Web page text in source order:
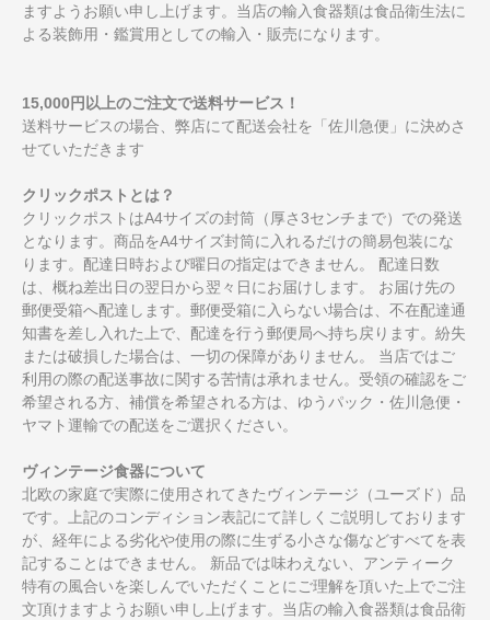
ますようお願い申し上げます。当店の輸入食器類は食品衛生法に
よる装飾用・鑑賞用としての輸入・販売になります。
15,000円以上のご注文で送料サービス！
送料サービスの場合、弊店にて配送会社を「佐川急便」に決めさ
せていただきます
クリックポストとは？
クリックポストはA4サイズの封筒（厚さ3センチまで）での発送
となります。商品をA4サイズ封筒に入れるだけの簡易包装にな
ります。配達日時および曜日の指定はできません。 配達日数
は、概ね差出日の翌日から翌々日にお届けします。 お届け先の
郵便受箱へ配達します。郵便受箱に入らない場合は、不在配達通
知書を差し入れた上で、配達を行う郵便局へ持ち戻ります。紛失
または破損した場合は、一切の保障がありません。 当店ではご
利用の際の配送事故に関する苦情は承れません。受領の確認をご
希望される方、補償を希望される方は、ゆうパック・佐川急便・
ヤマト運輸での配送をご選択ください。
ヴィンテージ食器について
北欧の家庭で実際に使用されてきたヴィンテージ（ユーズド）品
です。上記のコンディション表記にて詳しくご説明しております
が、経年による劣化や使用の際に生ずる小さな傷などすべてを表
記することはできません。 新品では味わえない、アンティーク
特有の風合いを楽しんでいただくことにご理解を頂いた上でご注
文頂けますようお願い申し上げます。当店の輸入食器類は食品衛